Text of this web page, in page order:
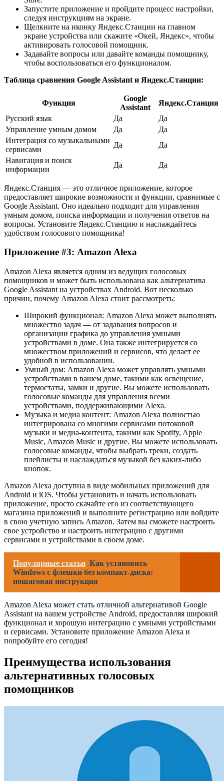
Запустите приложение и пройдите процесс настройки,
следуя инструкциям на экране.
Щелкните на иконку Яндекс.Станции на главном
экране устройства или скажите «Окей, Яндекс», чтобы
активировать голосовой помощник.
Задавайте вопросы или давайте команды помощнику,
чтобы воспользоваться его функционалом.
Таблица сравнения Google Assistant и Яндекс.Станции:
Функция
Google
Assistant
Яндекс.Станция
Русский язык
Да
Да
Управление умным домом
Да
Да
Интеграция со музыкальными
сервисами
Да
Да
Навигация и поиск
информации
Да Да
Яндекс.Станция — это отличное приложение, которое
предоставляет широкие возможности и функции, сравнимые с
Google Assistant. Оно идеально подходит для управления
умным домом, поиска информации и получения ответов на
вопросы. Установите Яндекс.Станцию и наслаждайтесь
удобством голосового помощника!
Приложение #3: Amazon Alexa
Amazon Alexa является одним из ведущих голосовых
помощников и может быть использована как альтернатива
Google Assistant на устройствах Android. Вот несколько
причин, почему Amazon Alexa стоит рассмотреть:
Широкий функционал: Amazon Alexa может выполнять
множество задач — от задавания вопросов и
организации графика до управления умными
устройствами в доме. Она также интегрируется со
множеством приложений и сервисов, что делает ее
удобной в использовании.
Умный дом: Amazon Alexa может управлять умными
устройствами в вашем доме, такими как освещение,
термостаты, замки и другие. Вы можете использовать
голосовые команды для управления всеми
устройствами, поддерживающими Alexa.
Музыка и медиа контент: Amazon Alexa полностью
интегрирована со многими сервисами потоковой
музыки и медиа-контента, такими как Spotify, Apple
Music, Amazon Music и другие. Вы можете использовать
голосовые команды, чтобы выбрать треки, создать
плейлисты и наслаждаться музыкой без каких-либо
кнопок.
Amazon Alexa доступна в виде мобильных приложений для
Android и iOS. Чтобы установить и начать использовать
приложение, просто скачайте его из соответствующего
магазина приложений и выполните регистрацию или войдите
в свою учетную запись Amazon. Затем вы сможете настроить
свое устройство и настроить интеграцию с другими
сервисами и устройствами в своем доме.
Популярные статьи Как установить
Windows с флешки без компакт-диска:
пошаговая инструкция
Amazon Alexa может стать отличной альтернативой Google
Assistant на вашем устройстве Android, предоставляя широкий
функционал и хорошую интеграцию с умными устройствами
и сервисами. Установите приложение Amazon Alexa и
попробуйте его сегодня!
Преимущества использования
альтернативных голосовых
помощников